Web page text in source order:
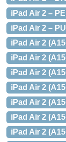
iPad Air 2 –
iPad Air 2 –
iPad Air 2
iPad Air 2
iPad Air 2
iPad Air 2
iPad Air 2
iPad Air 2
iPad Air 2